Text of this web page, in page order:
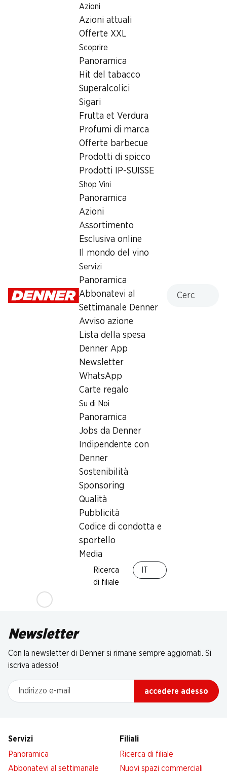
Azioni
Azioni attuali
Offerte XXL
Scoprire
Panoramica
Hit del tabacco
Superalcolici
Sigari
Frutta et Verdura
Profumi di marca
Offerte barbecue
Prodotti di spicco
Prodotti IP-SUISSE
Shop Vini
Panoramica
Azioni
Assortimento
Esclusiva online
Il mondo del vino
Servizi
Panoramica
Abbonatevi al
Settimanale Denner
Avviso azione
Lista della spesa
Denner App
Newsletter
WhatsApp
Carte regalo
Su di Noi
Panoramica
Jobs da Denner
Indipendente con
Denner
Sostenibilità
Sponsoring
Qualità
Pubblicità
Codice di condotta e
sportello
Media
Ricerca
di filiale
Ricerca di filiale
Filiale Denner Altstetterstrasse 145, 8048 Zürich
8048 Zürich,
Einkaufszentrum Neumarkt
Altstetterstrasse 145, 8048 Zürich
Alle indicazioni stradali
Orari di apertura
Lunedì 08:00 - 20:00
Prelievo di contanti con Post-Card / M-
Newsletter
Con la newsletter di Denner si rimane sempre aggiornati. Si
iscriva adesso!
Indirizzo e-mail
accedere adesso
Servizi
Panoramica
Abbonatevi al settimanale
Filiali
Ricerca di filiale
Nuovi spazi commerciali